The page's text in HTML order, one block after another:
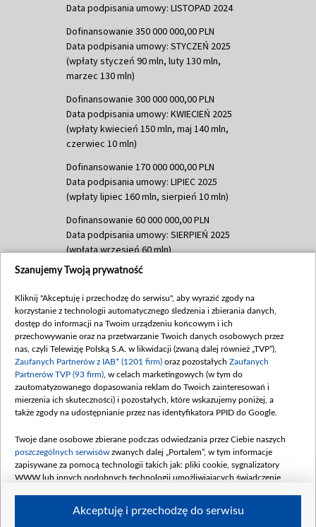
Data podpisania umowy: LISTOPAD 2024
Dofinansowanie 350 000 000,00 PLN
Data podpisania umowy: STYCZEŃ 2025
(wpłaty styczeń 90 mln, luty 130 mln,
marzec 130 mln)
Dofinansowanie 300 000 000,00 PLN
Data podpisania umowy: KWIECIEŃ 2025
(wpłaty kwiecień 150 mln, maj 140 mln,
czerwiec 10 mln)
Dofinansowanie 170 000 000,00 PLN
Data podpisania umowy: LIPIEC 2025
(wpłaty lipiec 160 mln, sierpień 10 mln)
Dofinansowanie 60 000 000,00 PLN
Data podpisania umowy: SIERPIEŃ 2025
(wpłata wrzesień 60 mln)
Dofinansowanie 635 783 051,21 PLN
(wpłata wrzesień 100 mln, październik 350
mln, listopad 265 mln)
Dofinansowanie 48 862 000,00 PLN
Data podpisania umowy: GRUDZIEŃ 2025
(wpłata grudzień 60,548 mln)
Dofinansowanie 900 000 000,00 PLN
Data podpisania umowy: LUTY 2026 (wpłata
kwiecień 180 mln, 7 maja 180 mln, 8
czerwca 90 mln)
Dofinansowanie 250 000 000,00 PLN
4 sierpnia 250 mln
Szanujemy Twoją prywatność
Kliknij "Akceptuję i przechodzę do serwisu", aby wyrazić zgody na
korzystanie z technologii automatycznego śledzenia i zbierania danych,
dostęp do informacji na Twoim urządzeniu końcowym i ich
przechowywanie oraz na przetwarzanie Twoich danych osobowych przez
nas, czyli Telewizję Polską S.A. w likwidacji (zwaną dalej również „TVP”),
Zaufanych Partnerów z IAB* (1201 firm) oraz pozostałych Zaufanych
Partnerów TVP (93 firm) , w celach marketingowych (w tym do
zautomatyzowanego dopasowania reklam do Twoich zainteresowań i
mierzenia ich skuteczności) i pozostałych, które wskazujemy poniżej, a
także zgody na udostępnianie przez nas identyfikatora PPID do Google.
Twoje dane osobowe zbierane podczas odwiedzania przez Ciebie naszych
poszczególnych serwisów zwanych dalej „Portalem”, w tym informacje
zapisywane za pomocą technologii takich jak: pliki cookie, sygnalizatory
WWW lub innych podobnych technologii umożliwiających świadczenie
Akceptuję i przechodzę do serwisu